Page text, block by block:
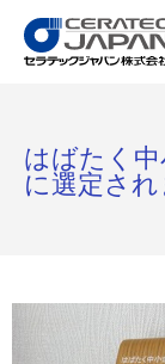
はばたく
に選定され